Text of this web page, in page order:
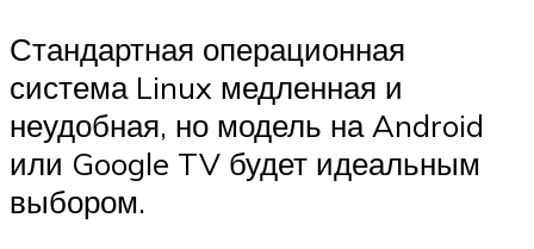
Стандартная операционная
система Linux медленная и
неудобная, но модель на Android
или Google TV будет идеальным
выбором.